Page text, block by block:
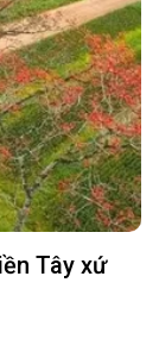
Tây xứ